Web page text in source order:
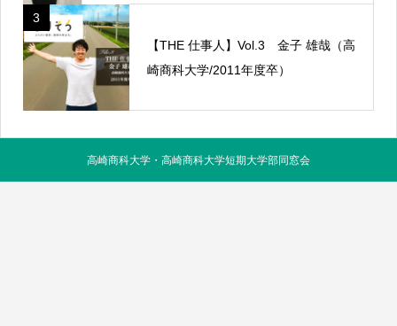
3
【THE 仕事人】Vol.3 金子 雄哉（高
崎商科大学/2011年度卒）
高崎商科大学・高崎商科大学短期大学部同窓会